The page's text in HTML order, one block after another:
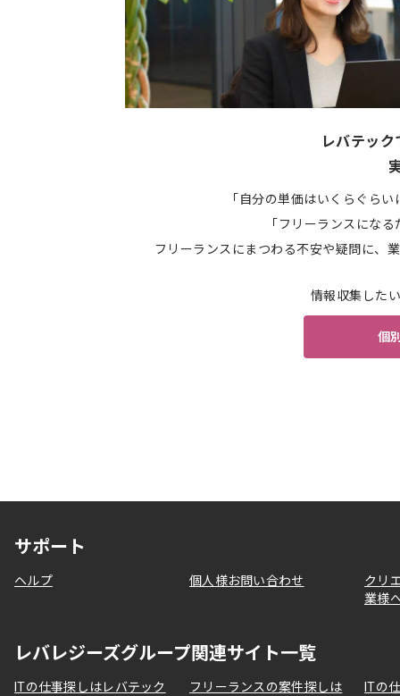
レバテッ
「自分の単価はいくらぐら
「フリーランスにな
フリーランスにまつわる不安や疑問に、
情報収集した
個
サポート
ヘルプ 個人様お問い合わせ
クリ
業様
レバレジーズグループ関連サイト一覧
ITの仕事探しはレバテック
フリーランスの案件探しは
ITの